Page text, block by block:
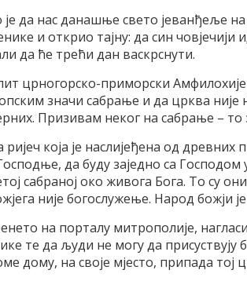
је да нас данашње свето јеванђеље
и открио тајну: да син
да ће трећи дан васкрснути.
црногорско-приморски Амфилохије
значи сабрање и да црква није
Призивам неког на сабрање – то
ријеч која је наслијеђена од
да буду заједно са
сабраној око живога Бога. То су
није богослужење. Народ божји
на порталу митрополије,
те да људи не могу да присуствују
дому, на своје мјесто, припада тој